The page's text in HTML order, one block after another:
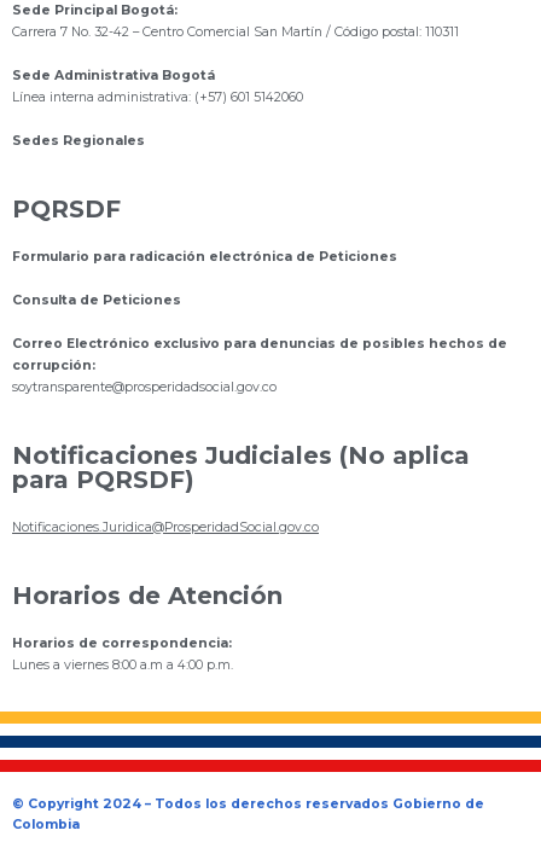
Sede Principal Bogotá:
Carrera 7 No. 32-42 – Centro Comercial San Martín / Código postal: 110311
Sede Administrativa Bogotá
Línea interna administrativa: (+57) 601 5142060
Sedes Regionales
PQRSDF
Formulario para radicación electrónica de Peticiones
Consulta de Peticiones
Correo Electrónico exclusivo para denuncias de posibles hechos de
corrupción:
soytransparente@prosperidadsocial.gov.co
Notificaciones Judiciales (No aplica
para PQRSDF)
Notificaciones.Juridica@ProsperidadSocial.gov.co
Horarios de Atención
Horarios de correspondencia:
Lunes a viernes 8:00 a.m a 4:00 p.m.
© Copyright 2024 – Todos los derechos reservados Gobierno de
Colombia